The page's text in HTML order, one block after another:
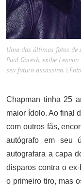
Uma das últimas fotos de
Paul Goresh, exibe
seu futuro assassino. |
Chapman tinha 25
maior ídolo. Ao final
com outros fãs,
autógrafo em seu
autografara a capa
disparos contra o ex-
o primeiro tiro, mas